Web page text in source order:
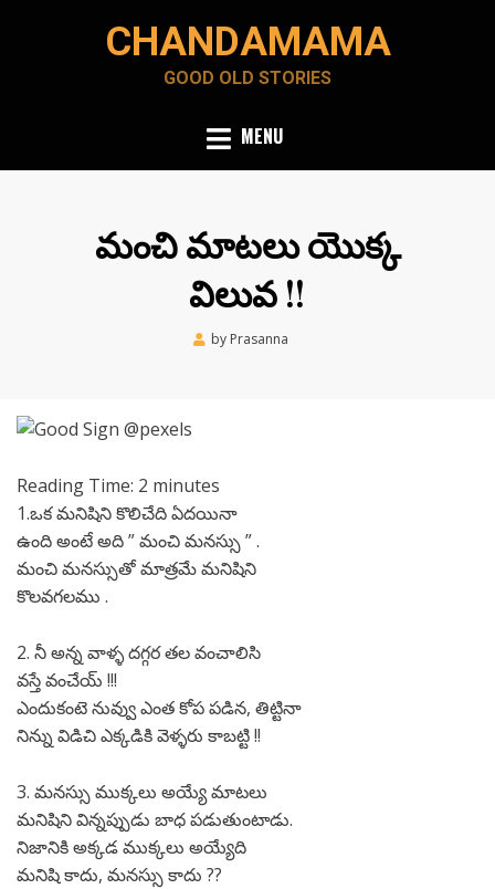
CHANDAMAMA
GOOD OLD STORIES
MENU
మంచి మాటలు యొక్క
విలువ !!
by Prasanna
Reading Time: 2 minutes
1.ఒక మనిషిని కొలిచేది ఏదయినా
ఉంది అంటే అది ” మంచి మనస్సు ” .
మంచి మనస్సుతో మాత్రమే మనిషిని
కొలవగలము .
2. నీ అన్న వాళ్ళ దగ్గర తల వంచాలిసి
వస్తే వంచేయ్ !!!
ఎందుకంటె నువ్వు ఎంత కోప పడిన, తిట్టినా
నిన్ను విడిచి ఎక్కడికి వెళ్ళరు కాబట్టి !!
3. మనస్సు ముక్కలు అయ్యే మాటలు
మనిషిని విన్నప్పుడు బాధ పడుతుంటాడు.
నిజానికి అక్కడ ముక్కలు అయ్యేది
మనిషి కాదు, మనస్సు కాదు ??